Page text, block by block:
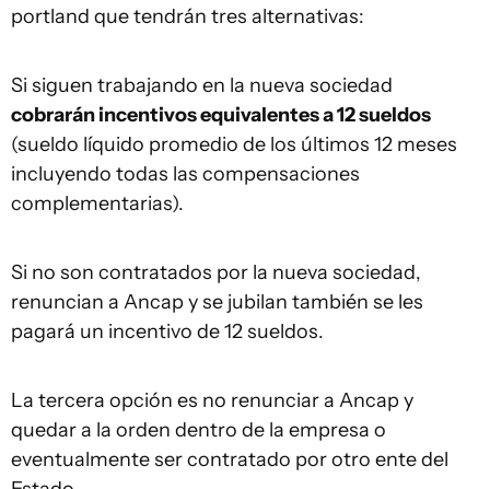
portland que tendrán tres alternativas:
Si siguen trabajando en la nueva sociedad
cobrarán incentivos equivalentes a 12 sueldos
(sueldo líquido promedio de los últimos 12 meses
incluyendo todas las compensaciones
complementarias).
Si no son contratados por la nueva sociedad,
renuncian a Ancap y se jubilan también se les
pagará un incentivo de 12 sueldos.
La tercera opción es no renunciar a Ancap y
quedar a la orden dentro de la empresa o
eventualmente ser contratado por otro ente del